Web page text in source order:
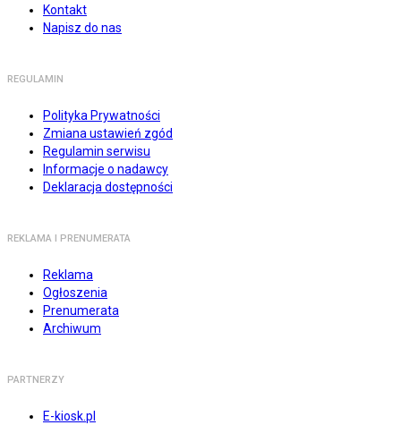
Kontakt
Napisz do nas
REGULAMIN
Polityka Prywatności
Zmiana ustawień zgód
Regulamin serwisu
Informacje o nadawcy
Deklaracja dostępności
REKLAMA I PRENUMERATA
Reklama
Ogłoszenia
Prenumerata
Archiwum
PARTNERZY
E-kiosk.pl